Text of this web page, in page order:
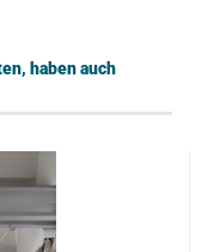
haben auch